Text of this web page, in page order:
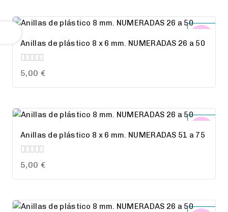
era:
20,00 €.
es:
12,00 €.
Anillas de plástico 8 x 6 mm. NUMERADAS 26 a 50
0
out
of
5,00 €
Anillas de plástico 8 x 6 mm. NUMERADAS 51 a 75
0
out
of
5,00 €